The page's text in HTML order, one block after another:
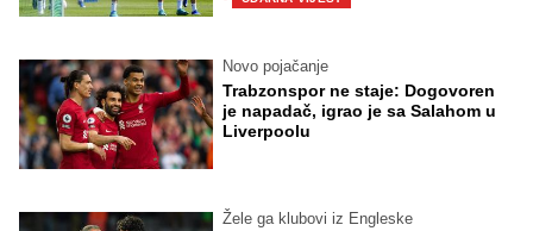
Novo pojačanje
Trabzonspor ne staje: Dogovoren
je napadač, igrao je sa Salahom u
Liverpoolu
Žele ga klubovi iz Engleske